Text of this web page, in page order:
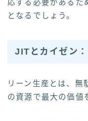
応する必要があるた
となるでしょう。
JITとカイゼン
リーン生産とは、無
の資源で最大の価値